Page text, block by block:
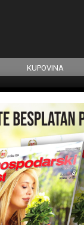
KUPOVINA
newsletter